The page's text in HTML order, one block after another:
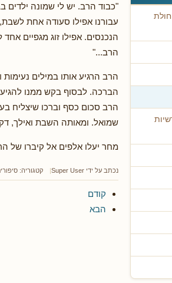
"כבוד הרב. יש לי שמונה ילדים
עבורנו אפילו סעודה אחת
הנכנסים. אפילו זוג מגפיים
הרב..."
הרב הרגיע אותו במילים
הברכה. לבסוף בקש ממנו
הרב סכום כסף וברכו שיצליח
שמואל. ומאותה השבת ואילך,
מחר יעלו אלפים אל קיברו של
נכתב על ידי Super User קטגוריה:
קודם
הבא